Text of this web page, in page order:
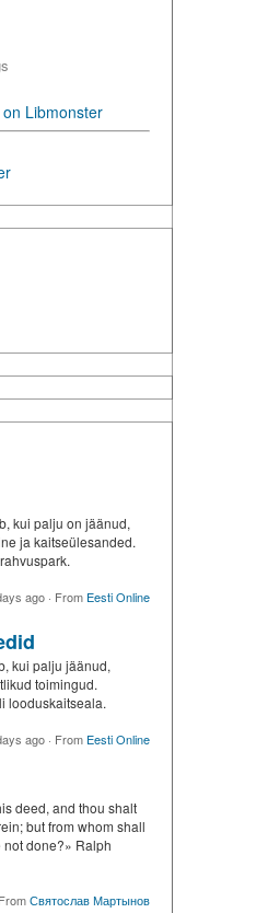
Libmonster
kui palju on jäänud,
ja kaitseülesanded.
ago · From Eesti Online
kui palju jäänud,
toimingud.
looduskaitseala.
ago · From Eesti Online
deed, and thou shalt
but from whom shall
done?» Ralph
FromСвятослав Мартынов